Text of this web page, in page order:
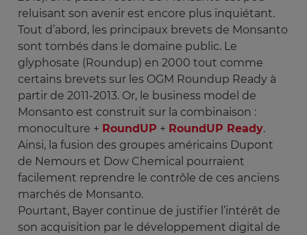
reluisant son avenir est encore plus inquiétant.
Tout d’abord, les principaux brevets de Monsanto
sont tombés dans le domaine public. Le
glyphosate (Roundup) en 2000 tout comme
certains brevets sur les OGM Roundup Ready à
partir de 2011-2013. Or, le business model de
Monsanto est construit sur la combinaison :
monoculture + RoundUP + RoundUP Ready.
Ainsi, la fusion des groupes américains Dupont
de Nemours et Dow Chemical pourraient
facilement reprendre le contrôle de ces anciens
marchés de Monsanto.
Pourtant, Bayer continue de justifier l’intérêt de
son acquisition par le développement digital de